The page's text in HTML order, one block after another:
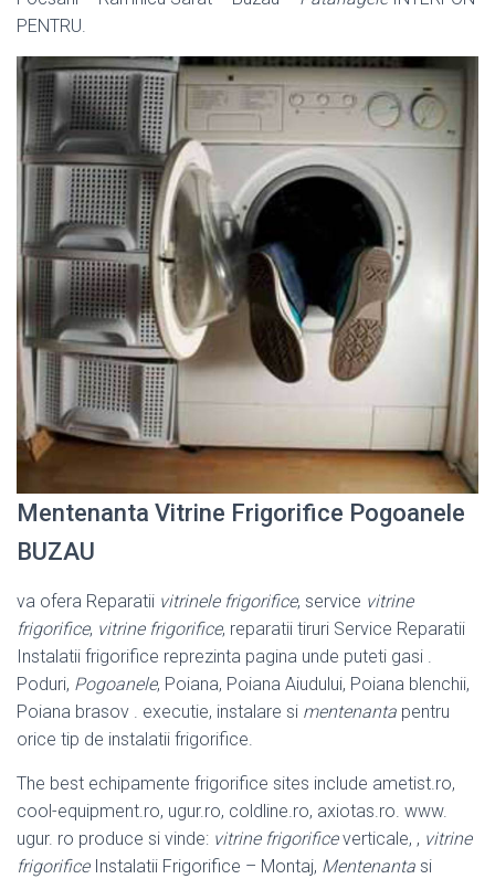
PENTRU.
Mentenanta Vitrine Frigorifice Pogoanele
BUZAU
va ofera Reparatii vitrinele frigorifice, service vitrine
frigorifice, vitrine frigorifice, reparatii tiruri Service Reparatii
Instalatii frigorifice reprezinta pagina unde puteti gasi .
Poduri, Pogoanele, Poiana, Poiana Aiudului, Poiana blenchii,
Poiana brasov . executie, instalare si mentenanta pentru
orice tip de instalatii frigorifice.
The best echipamente frigorifice sites include ametist.ro,
cool-equipment.ro, ugur.ro, coldline.ro, axiotas.ro. www.
ugur. ro produce si vinde: vitrine frigorificeverticale, , vitrine
frigorificeInstalatii Frigorifice – Montaj, Mentenanta si